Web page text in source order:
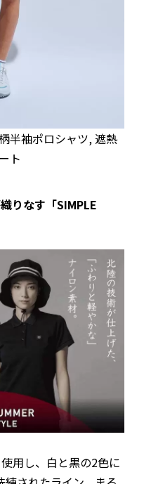
半袖ポロシャツ, 遮熱
ト
りなす「SIMPLE
用し、白と黒の2色に